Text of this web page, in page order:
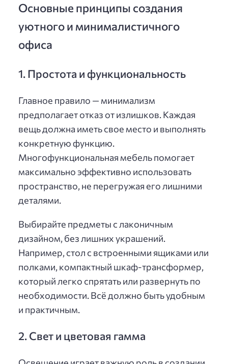
Основные принципы создания
уютного и минималистичного
офиса
1. Простота и функциональность
Главное правило — минимализм
предполагает отказ от излишков. Каждая
вещь должна иметь свое место и выполнять
конкретную функцию.
Многофункциональная мебель помогает
максимально эффективно использовать
пространство, не перегружая его лишними
деталями.
Выбирайте предметы с лаконичным
дизайном, без лишних украшений.
Например, стол с встроенными ящиками или
полками, компактный шкаф-трансформер,
который легко спрятать или развернуть по
необходимости. Всё должно быть удобным
и практичным.
2. Свет и цветовая гамма